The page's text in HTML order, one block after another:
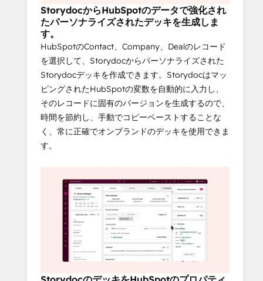
これらのリンクはHubSpotの標準プロパティ
なので、ワークフロー、シーケンス、ケイデ
ンス、タスク、メールテンプレートで使用し
て、共有やフォローアップを大規模に自動化
できます。
HubSpotから編集と分析
にすばやくアクセス
レコードのStorydocカードからライブリンク
にアクセスできます。これにより、コンテキ
ストに沿ったフォローアップが簡単になり、
勢いを維持できます。
理想的な使用例
パーソナライズされたアウトバウンド
StorydocからHubSpotのデータで強化され
たパーソナライズされたデッキを生成しま
す。
HubSpotのContact、Company、Dealのレコード
を選択して、Storydocからパーソナライズされた
Storydocデッキを作成できます。Storydocはマッ
ピングされたHubSpotの変数を自動的に入力し、
そのレコードに固有のバージョンを生成するので、
時間を節約し、手動でコピーペーストすることな
く、常に正確でオンブランドのデッキを使用できま
す。